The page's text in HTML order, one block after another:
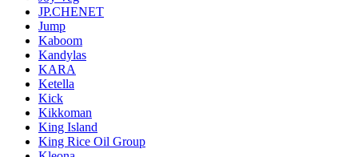
JP.CHENET
Jump
Kaboom
Kandylas
KARA
Ketella
Kick
Kikkoman
King Island
King Rice Oil Group